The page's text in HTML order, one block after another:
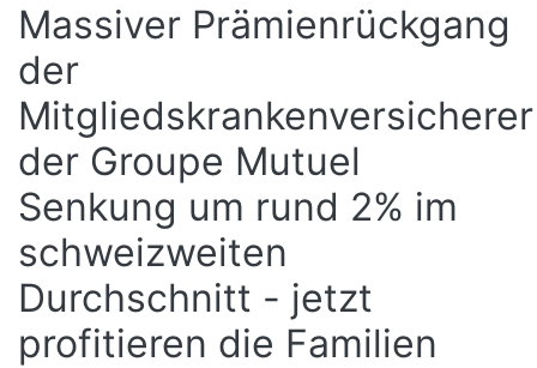
Massiver Prämienrückgang
der
Mitgliedskrankenversicherer
der Groupe Mutuel
Senkung um rund 2% im
schweizweiten
Durchschnitt - jetzt
profitieren die Familien